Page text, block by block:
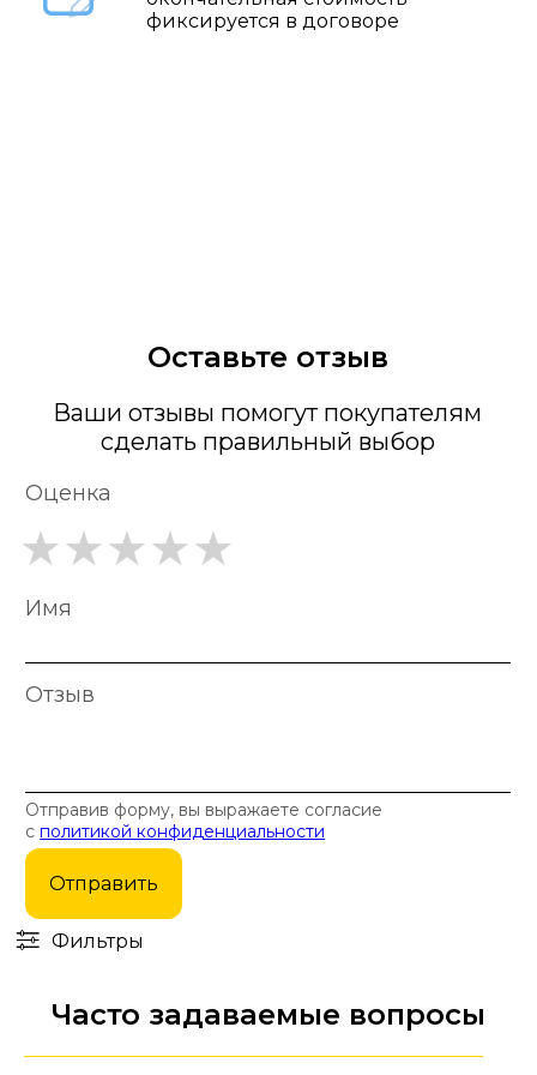
фиксируется в договоре
Оставьте отзыв
Ваши отзывы помогут покупателям
сделать правильный выбор
Оценка
Имя
Отзыв
Отправив форму, вы выражаете согласие
сполитикой конфиденциальности
Отправить
Фильтры
Часто задаваемые вопросы